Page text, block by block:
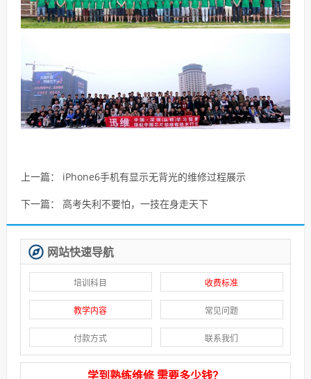
上一篇： iPhone6手机有显示无背光的维修过程展示
下一篇： 高考失利不要怕，一技在身走天下
网站快速导航
培训科目 收费标准
教学内容 常见问题
付款方式 联系我们
学到熟练维修 需要多少钱？